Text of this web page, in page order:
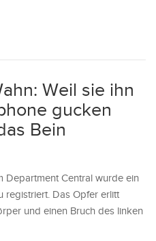
Weil sie ihn
gucken
Bein
Department Central wurde ein
registriert. Das Opfer erlitt
und einen Bruch des linken